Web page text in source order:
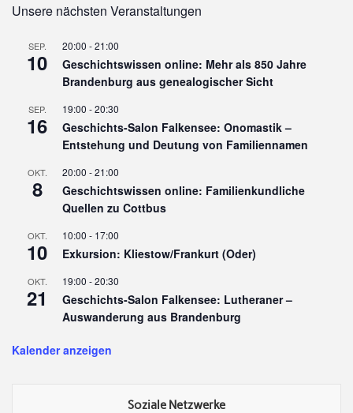
Unsere nächsten Veranstaltungen
SEP.
10
20:00 -21:00
Geschichtswissen online: Mehr als 850 Jahre
Brandenburg aus genealogischer Sicht
SEP.
16
19:00 -20:30
Geschichts-Salon Falkensee: Onomastik –
Entstehung und Deutung von Familiennamen
OKT.
8
20:00 -21:00
Geschichtswissen online: Familienkundliche
Quellen zu Cottbus
OKT.
10
10:00 - 17:00
Exkursion: Kliestow/Frankurt (Oder)
OKT.
21
19:00 -20:30
Geschichts-Salon Falkensee: Lutheraner –
Auswanderung aus Brandenburg
Kalender anzeigen
Soziale Netzwerke